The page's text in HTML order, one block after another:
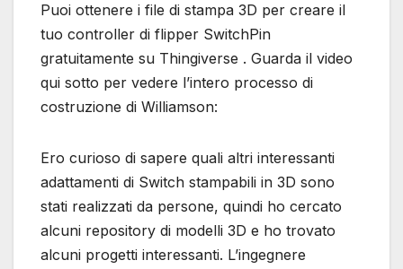
Puoi ottenere i file di stampa 3D per creare il
tuo controller di flipper SwitchPin
gratuitamente su Thingiverse . Guarda il video
qui sotto per vedere l’intero processo di
costruzione di Williamson:
Ero curioso di sapere quali altri interessanti
adattamenti di Switch stampabili in 3D sono
stati realizzati da persone, quindi ho cercato
alcuni repository di modelli 3D e ho trovato
alcuni progetti interessanti. L’ingegnere